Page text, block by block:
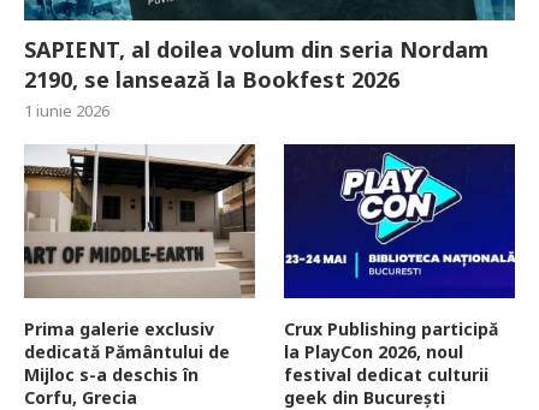
SAPIENT, al doilea volum din seria Nordam
2190, se lansează la Bookfest 2026
1 iunie 2026
Prima galerie exclusiv
dedicată Pământului de
Mijloc s-a deschis în
Corfu, Grecia
Crux Publishing participă
la PlayCon 2026, noul
festival dedicat culturii
geek din București